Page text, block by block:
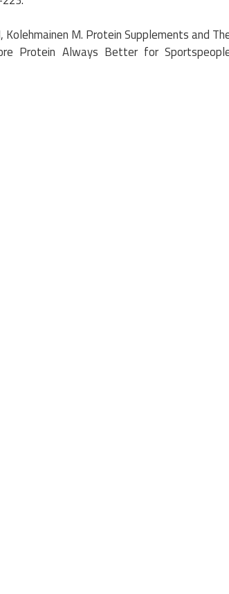
Kolehmainen M. Protein Supplements and
Protein Always Better for